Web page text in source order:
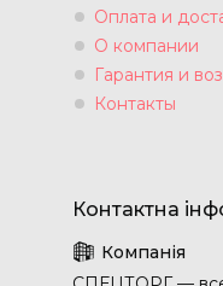
Оплата и
О компании
Гарантия и
Контакты